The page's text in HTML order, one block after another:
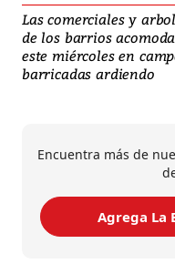
Las comerciales y
de los barrios
este miércoles en
barricadas ardiendo
Encuentra más de
Agrega La